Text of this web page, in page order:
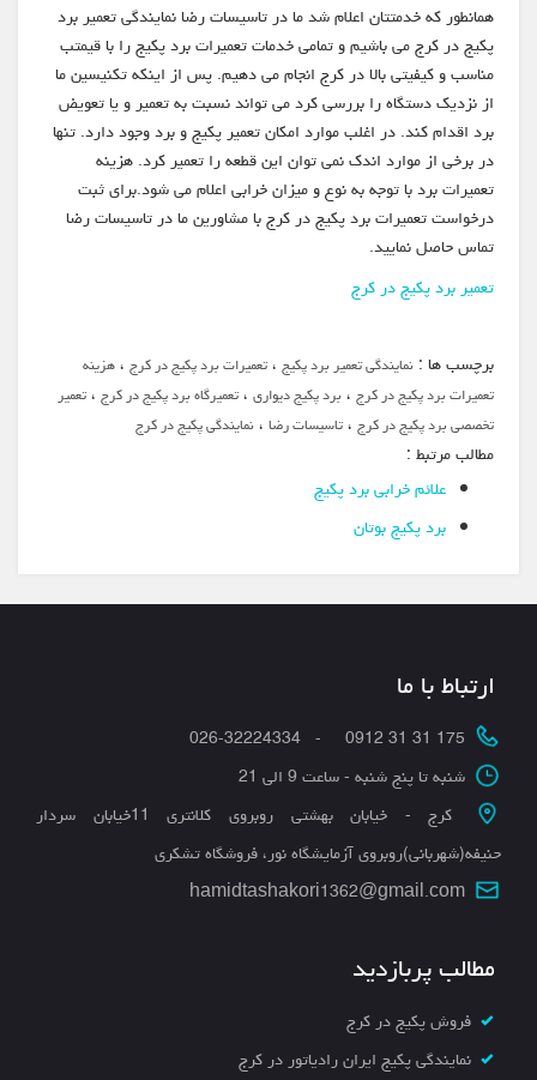
همانطور که خدمتتان اعلام شد ما در تاسیسات رضا نمایندگی تعمیر برد
پکیج در کرج می باشیم و تمامی خدمات تعمیرات برد پکیج را با قیمتب
مناسب و کیفیتی بالا در کرج انجام می دهیم. پس از اینکه تکنیسین ما
از نزدیک دستگاه را بررسی کرد می تواند نسبت به تعمیر و یا تعویض
برد اقدام کند. در اغلب موارد امکان تعمیر پکیج و برد وجود دارد. تنها
در برخی از موارد اندک نمی توان این قطعه را تعمیر کرد. هزینه
تعمیرات برد با توجه به نوع و میزان خرابی اعلام می شود.برای ثبت
درخواست تعمیرات برد پکیج در کرج با مشاورین ما در تاسیسات رضا
تماس حاصل نمایید.
تعمیر برد پکیج در کرج
برچسب ها : نمایندگی تعمیر برد پکیج،تعمیرات برد پکیج در کرج،هزینه
تعمیرات برد پکیج در کرج،برد پکیج دیواری،تعمیرگاه برد پکیج در کرج،تعمیر
تخصصی برد پکیج در کرج،تاسیسات رضا،نمایندگی پکیج در کرج
مطالب مرتبط :
علائم خرابی برد پکیج
برد پکیج بوتان
ارتباط با ما
175 31 31 0912 - 026-32224334
شنبه تا پنج شنبه - ساعت 9 الی 21
کرج - خیابان بهشتی روبروی کلانتری 11خیابان سردار
حنیفه(شهربانی)روبروی آزمایشگاه نور، فروشگاه تشکری
hamidtashakori1362@gmail.com
مطالب پربازدید
فروش پکیج در کرج
نمایندگی پکیج ایران رادیاتور در کرج